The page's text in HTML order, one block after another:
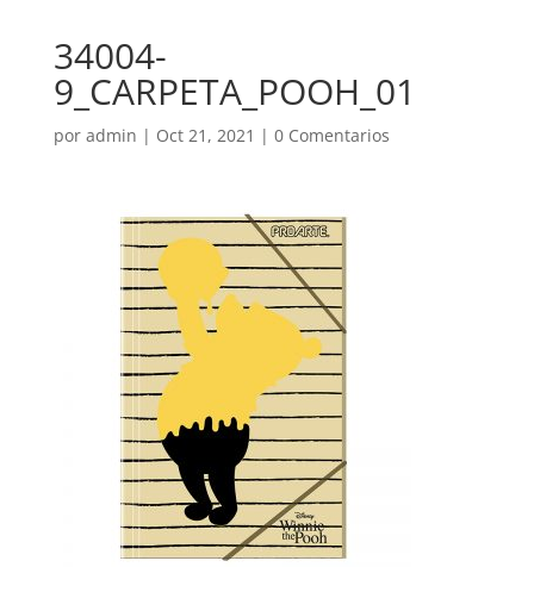
34004-
9_CARPETA_POOH_01
por admin | Oct 21, 2021 | 0 Comentarios